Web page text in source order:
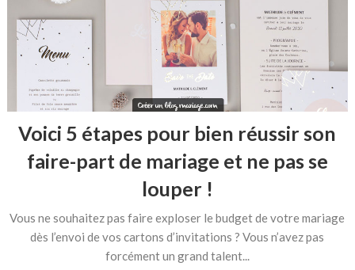
Voici 5 étapes pour bien réussir son
faire-part de mariage et ne pas se
louper !
Vous ne souhaitez pas faire exploser le budget de votre mariage
dès l’envoi de vos cartons d’invitations ? Vous n’avez pas
forcément un grand talent...